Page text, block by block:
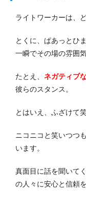
ライトワーカーは、
とくに、ぱあっとひ
一瞬でその場の雰囲
たとえ、 ネガティブ
彼らのスタンス。
とはいえ、ふざけて
ニコニコと笑いつつ
います。
真面目に話を聞いて
の人々に安心と信頼